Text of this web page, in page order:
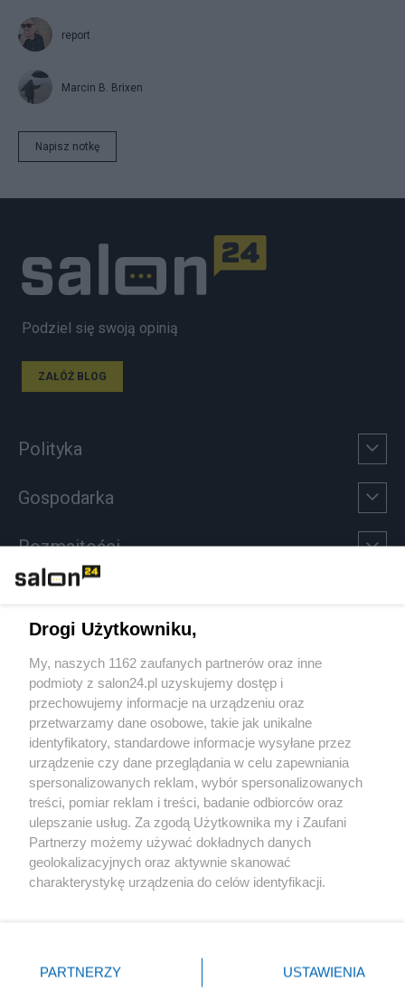
report
Marcin B. Brixen
Napisz notkę
Podziel się swoją opinią
ZAŁÓŻ BLOG
Polityka
Gospodarka
Rozmaitości
Sport
Społeczeństwo
Kultura
X Facebook Instagram Youtube
Drogi Użytkowniku,
My, naszych 1162 zaufanych partnerów oraz inne
podmioty z salon24.pl uzyskujemy dostęp i
przechowujemy informacje na urządzeniu oraz
przetwarzamy dane osobowe, takie jak unikalne
identyfikatory, standardowe informacje wysyłane przez
urządzenie czy dane przeglądania w celu zapewniania
spersonalizowanych reklam, wybór spersonalizowanych
treści, pomiar reklam i treści, badanie odbiorców oraz
ulepszanie usług. Za zgodą Użytkownika my i Zaufani
Partnerzy możemy używać dokładnych danych
geolokalizacyjnych oraz aktywnie skanować
charakterystykę urządzenia do celów identyfikacji.
zmienić/wycofać klikając przycisk ustawień prywatności
znajdujący się w lewym dolnym rogu strony
PARTNERZY USTAWIENIA